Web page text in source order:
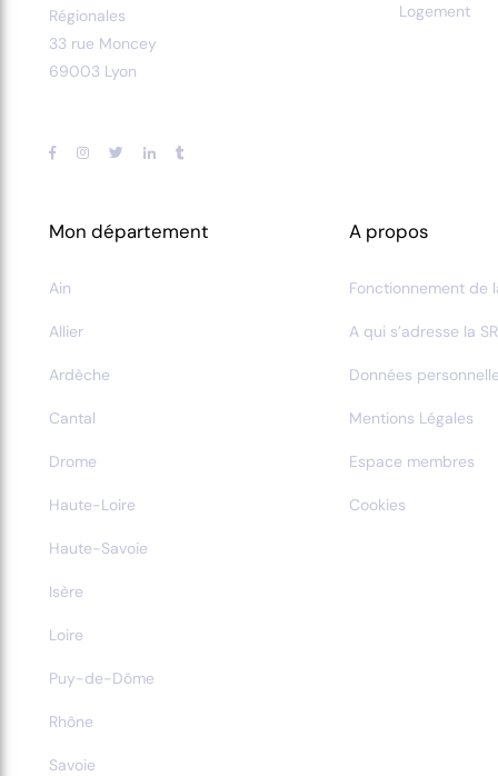
Régionales
33 rue Moncey
69003 Lyon
Logement
Mon département
Ain
Allier
Ardèche
Cantal
Drome
Haute-Loire
Haute-Savoie
Isère
Loire
Puy-de-Dôme
Rhône
Savoie
A propos
Fonctionnement de
A qui s’adresse la
Données
Mentions Légales
Espace membres
Cookies